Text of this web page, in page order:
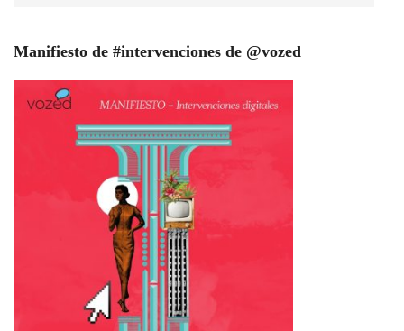
Manifiesto de #intervenciones de @vozed